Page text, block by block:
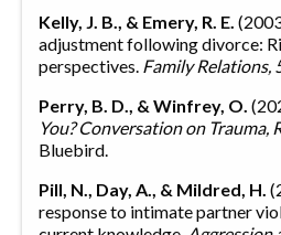
Kelly, J. B., & Emery, R. E.
adjustment following divorce:
perspectives. Family Relations,
Perry, B. D., & Winfrey, O.
You? Conversation on Trauma,
Bluebird.
Pill, N., Day, A., & Mildred, H.
response to intimate partner